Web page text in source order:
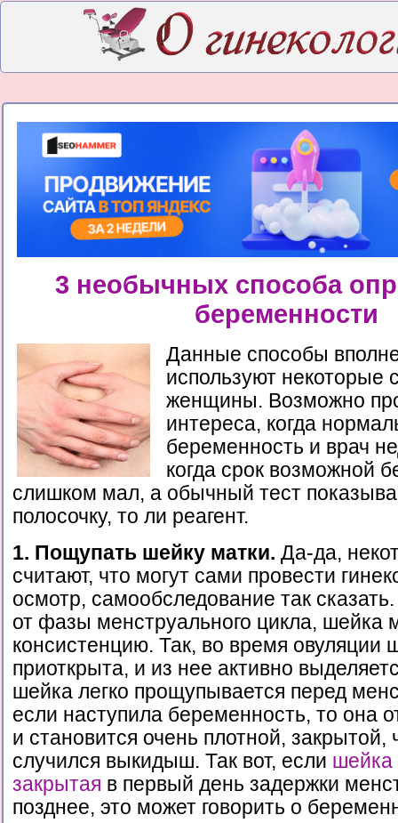
3 необычных способа
беременности
Данные способы
используют некоторые
женщины. Возможно
интереса, когда
беременность и врач
когда срок возможной
слишком мал, а обычный тест
полосочку, то ли реагент.
1. Пощупать шейку матки. Да-да,
считают, что могут сами провести
осмотр, самообследование так
от фазы менструального цикла, шейка
консистенцию. Так, во время овуляции
приоткрыта, и из нее активно
шейка легко прощупывается перед
если наступила беременность, то она
и становится очень плотной, закрытой,
случился выкидыш. Так вот, если шейка
закрытая в первый день задержки
позднее, это может говорить о